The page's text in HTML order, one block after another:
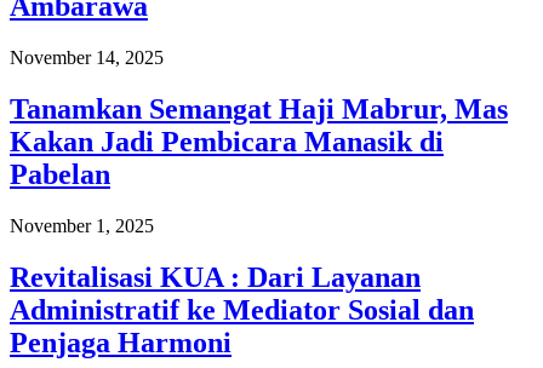
November 14, 2025
Tanamkan Semangat Haji Mabrur, Mas
Kakan Jadi Pembicara Manasik di
Pabelan
November 1, 2025
Revitalisasi KUA : Dari Layanan
Administratif ke Mediator Sosial dan
Penjaga Harmoni